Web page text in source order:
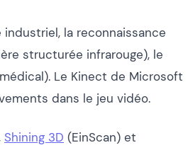
la reconnaissance
structurée infrarouge), le
Le Kinect de Microsoft
dans le jeu vidéo.
Shining 3D (EinScan) et